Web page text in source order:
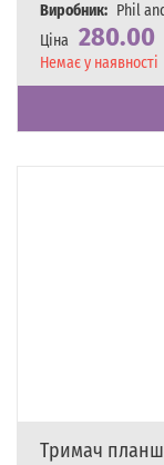
Виробник: Phil
Ціна 280.00
Наявність
Немає у наявності
Тримач